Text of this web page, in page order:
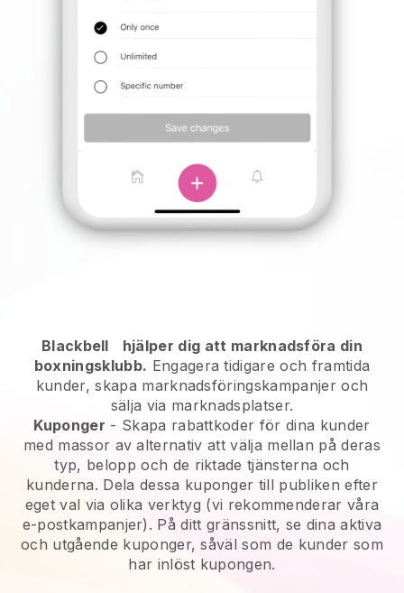
Blackbell
hjälper dig att marknadsföra din
boxningsklubb. Engagera tidigare och framtida
kunder, skapa marknadsföringskampanjer och
sälja via marknadsplatser.
Kuponger - Skapa rabattkoder för dina kunder
med massor av alternativ att välja mellan på deras
typ, belopp och de riktade tjänsterna och
kunderna. Dela dessa kuponger till publiken efter
eget val via olika verktyg (vi rekommenderar våra
e-postkampanjer). På ditt gränssnitt, se dina aktiva
och utgående kuponger, såväl som de kunder som
har inlöst kupongen.